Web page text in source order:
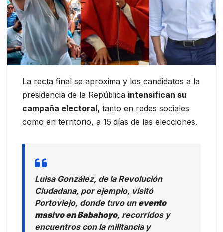
La recta final se aproxima y los candidatos a la
presidencia de la República intensifican su
campaña electoral, tanto en redes sociales
como en territorio, a 15 días de las elecciones.
Luisa González, de la Revolución
Ciudadana, por ejemplo, visitó
Portoviejo, donde tuvo un evento
masivo en Babahoyo, recorridos y
encuentros con la militancia y